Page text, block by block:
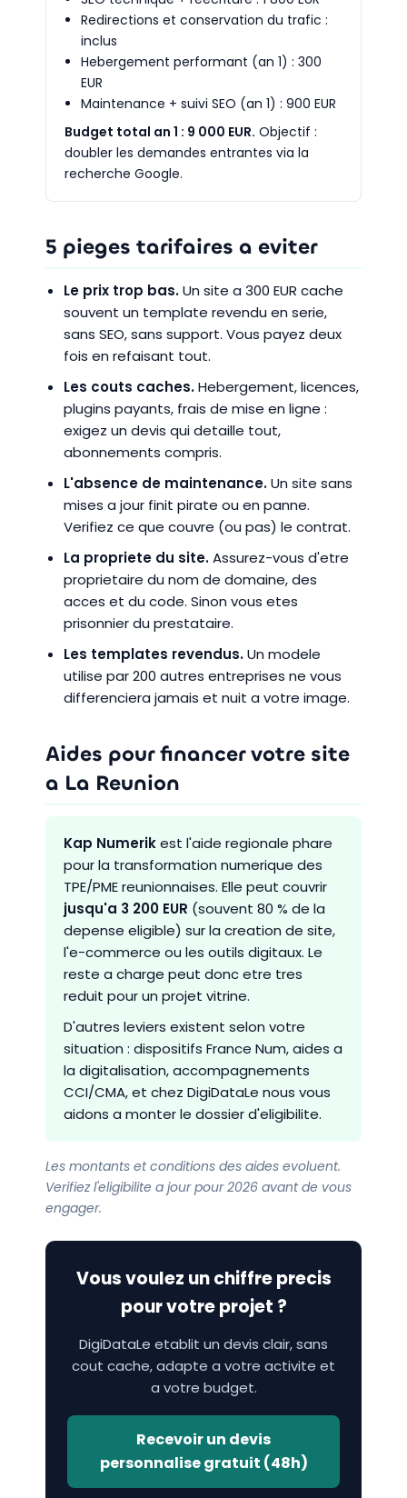
Redirections et conservation du trafic :
inclus
Hebergement performant (an 1) : 300
EUR
Maintenance + suivi SEO (an 1) : 900 EUR
Budget total an 1 : 9 000 EUR. Objectif :
doubler les demandes entrantes via la
recherche Google.
5 pieges tarifaires a eviter
Le prix trop bas.Un site a 300 EUR cache
souvent un template revendu en serie,
sans SEO, sans support. Vous payez deux
fois en refaisant tout.
Les couts caches.Hebergement, licences,
plugins payants, frais de mise en ligne :
exigez un devis qui detaille tout,
abonnements compris.
L'absence de maintenance.Un site sans
mises a jour finit pirate ou en panne.
Verifiez ce que couvre (ou pas) le contrat.
La propriete du site.Assurez-vous d'etre
proprietaire du nom de domaine, des
acces et du code. Sinon vous etes
prisonnier du prestataire.
Les templates revendus.Un modele
utilise par 200 autres entreprises ne vous
differenciera jamais et nuit a votre image.
Aides pour financer votre site
a La Reunion
Kap Numerikest l'aide regionale phare
pour la transformation numerique des
TPE/PME reunionnaises. Elle peut couvrir
jusqu'a 3 200 EUR (souvent 80 % de la
depense eligible) sur la creation de site,
l'e-commerce ou les outils digitaux. Le
reste a charge peut donc etre tres
reduit pour un projet vitrine.
D'autres leviers existent selon votre
situation : dispositifs France Num, aides a
la digitalisation, accompagnements
CCI/CMA, et chez DigiDataLe nous vous
aidons a monter le dossier d'eligibilite.
Les montants et conditions des aides evoluent.
Verifiez l'eligibilite a jour pour 2026 avant de vous
engager.
Vous voulez un chiffre precis
pour votre projet ?
DigiDataLe etablit un devis clair, sans
cout cache, adapte a votre activite et
a votre budget.
Recevoir un devis
personnalise gratuit (48h)